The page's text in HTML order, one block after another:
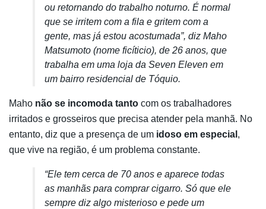
ou retornando do trabalho noturno. É normal
que se irritem com a fila e gritem com a
gente, mas já estou acostumada”, diz Maho
Matsumoto (nome ficíticio), de 26 anos, que
trabalha em uma loja da Seven Eleven em
um bairro residencial de Tóquio.
Maho não se incomoda tanto com os trabalhadores
irritados e grosseiros que precisa atender pela manhã. No
entanto, diz que a presença de um idoso em especial ,
que vive na região, é um problema constante.
“Ele tem cerca de 70 anos e aparece todas
as manhãs para comprar cigarro. Só que ele
sempre diz algo misterioso e pede um